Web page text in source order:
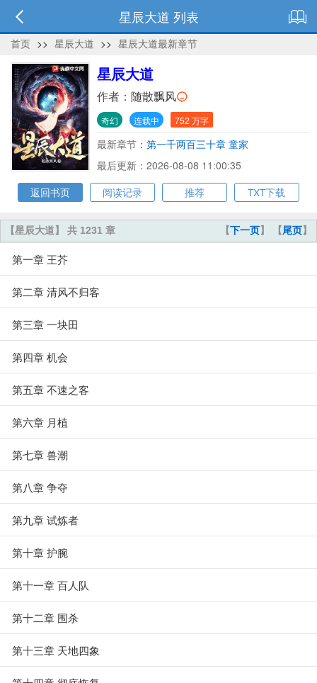
星辰大道 列表
首页 >> 星辰大道 >> 星辰大道最新章节
星辰大道
作者： 随散飘风
奇幻 连载中 752 万字
最新章节： 第一千两百三十章 童家
最后更新：2026-08-08 11:00:35
返回书页
阅读记录 推荐 TXT下载
【下一页】 【尾页】
【星辰大道】 共 1231 章
第一章 王芥
第二章 清风不归客
第三章 一块田
第四章 机会
第五章 不速之客
第六章 月植
第七章 兽潮
第八章 争夺
第九章 试炼者
第十章 护腕
第十一章 百人队
第十二章 围杀
第十三章 天地四象